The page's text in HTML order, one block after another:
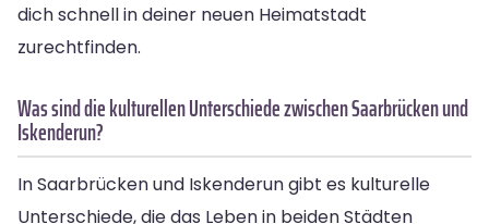
dich schnell in deiner neuen Heimatstadt
zurechtfinden.
Was sind die kulturellen Unterschiede zwischen Saarbrücken und
Iskenderun?
In Saarbrücken und Iskenderun gibt es kulturelle
Unterschiede, die das Leben in beiden Städten